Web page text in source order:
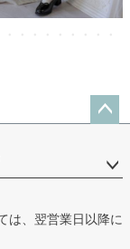
ップ
は、翌営業日以降に